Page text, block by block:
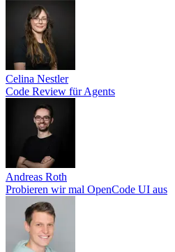
Celina Nestler
Code Review für Agents
Andreas Roth
Probieren wir mal OpenCode UI aus